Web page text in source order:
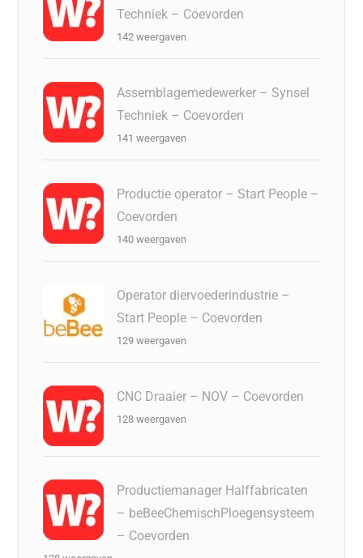
Techniek – Coevorden
142 weergaven
Assemblagemedewerker – Synsel
Techniek – Coevorden
141 weergaven
Productie operator – Start People –
Coevorden
140 weergaven
Operator diervoederindustrie –
Start People – Coevorden
129 weergaven
CNC Draaier – NOV – Coevorden
128 weergaven
Productiemanager Halffabricaten
– beBeeChemischPloegensysteem
– Coevorden